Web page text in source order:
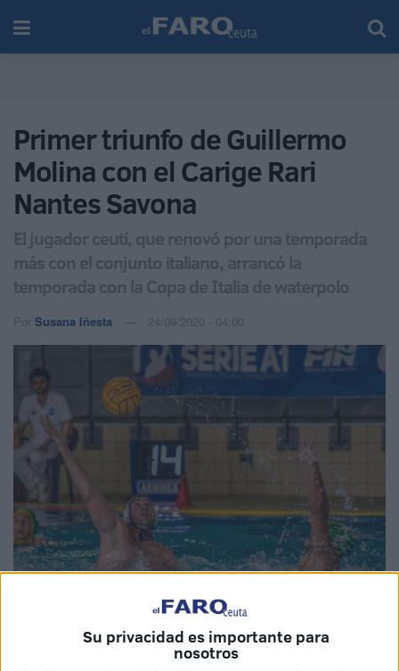
Su privacidad es importante para
nosotros
Primer triunfo de Guillermo
Molina con el Carige Rari
Nantes Savona
El jugador ceutí, que renovó por una temporada
más con el conjunto italiano, arrancó la
temporada con la Copa de Italia de waterpolo
Por Susana Iñesta 24/09/2020 - 04:00